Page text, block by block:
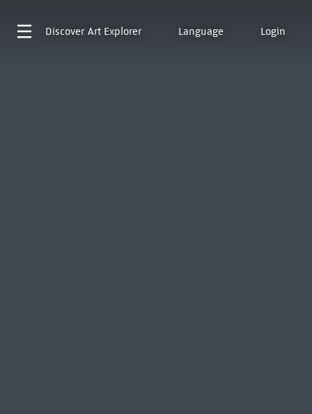
Discover Art Explorer Language Login